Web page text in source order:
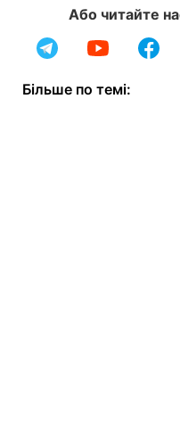
Або читайте
Більше по темі: